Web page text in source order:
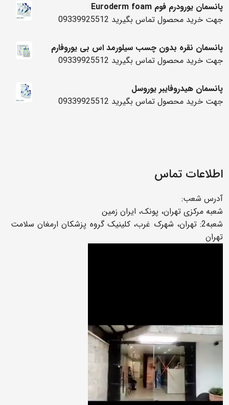
پانسمان یورودرم فوم Euroderm foam
جهت خرید محصول تماس بگیرید 09339925512
پانسمان نقره بدون چسب سیلورمد اس بی یوروفارم
جهت خرید محصول تماس بگیرید 09339925512
پانسمان هیدروفایبر یوروسل
جهت خرید محصول تماس بگیرید 09339925512
اطلاعات تماس
آدرس شعب:
شعبه مرکزی تهران، پونک، ایران زمین
شعبه2: تهران، شهرک غرب، کلینیک گروه پزشکان ارمغان سلامت
تهران